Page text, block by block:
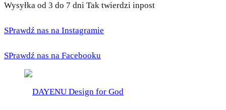
Wysyłka od 3 do 7 dni Tak twierdzi inpost
SPrawdź nas na Instagramie
SPrawdź nas na Facebooku